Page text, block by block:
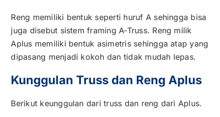
Reng memiliki bentuk seperti huruf A sehingga bisa
juga disebut sistem framing A-Truss. Reng milik
Aplus memiliki bentuk asimetris sehingga atap yang
dipasang menjadi kokoh dan tidak mudah lepas.
Kunggulan Truss dan Reng Aplus
Berikut keunggulan dari truss dan reng dari Aplus.